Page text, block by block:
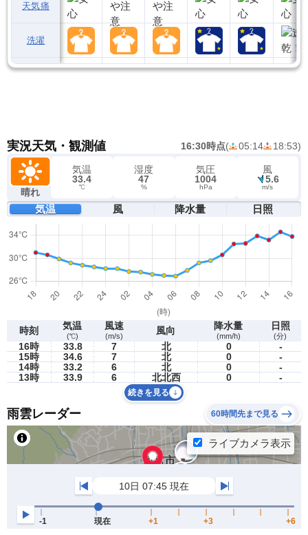
天気痛
洗濯
実況天気・観測値 16:30時点( 05:14 18:53)
晴れ
気温
33.4
℃
湿度
47
%
気圧
1004
hPa
風
5.6
m/s
気温 風 降水量 日照
時刻 気温
(℃)
風速
(m/s) 風向 降水量
(mm/h)
日照
(分)
16時 33.8 7 北 0
-
15時
34.6 7 北 0
-
14時
33.2 6 北 0
-
13時
33.9 6 北北西 0 -
続きを見る
雨雲レーダー 60時間先まで見る